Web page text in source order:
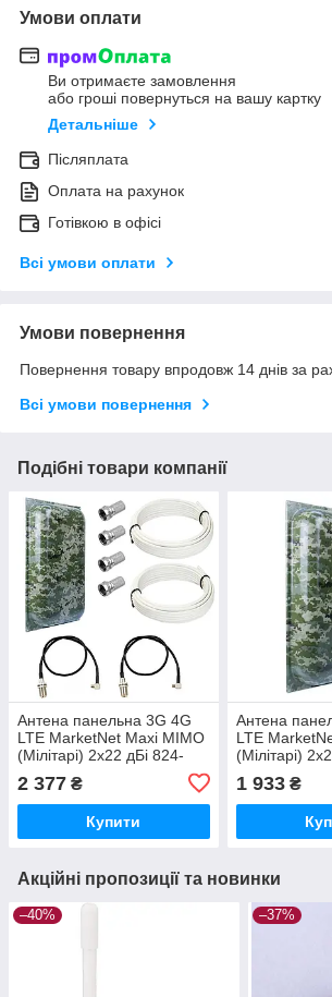
Умови оплати
Ви отримаєте замовлення
або гроші повернуться на вашу картку
Детальніше
Післяплата
Оплата на рахунок
Готівкою в офісі
Всі умови оплати
Умови повернення
Повернення товару впродовж 14 днів за
Всі умови повернення
Подібні товари компанії
Антена панельна 3G 4G
LTE MarketNet Maxi MIMO
(Мілітарі) 2х22 дБі 824-
(Комплект)
2 377 ₴
Купити
Антена
LTE
(Мілітарі)
1 933₴
Акційні пропозиції та новинки
–40% –37%